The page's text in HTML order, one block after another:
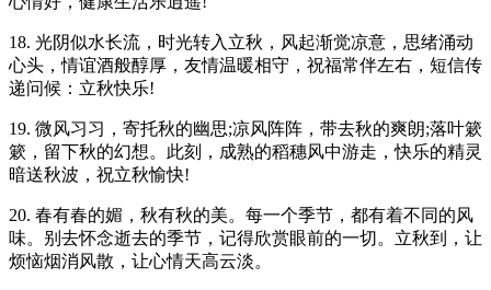
18. 光阴似水长流，时光转入立秋，风起渐觉凉意，思绪涌动
心头，情谊酒般醇厚，友情温暖相守，祝福常伴左右，短信传
递问候：立秋快乐!
19. 微风习习，寄托秋的幽思;凉风阵阵，带去秋的爽朗;落叶簌
簌，留下秋的幻想。此刻，成熟的稻穗风中游走，快乐的精灵
暗送秋波，祝立秋愉快!
20. 春有春的媚，秋有秋的美。每一个季节，都有着不同的风
味。别去怀念逝去的季节，记得欣赏眼前的一切。立秋到，让
烦恼烟消风散，让心情天高云淡。